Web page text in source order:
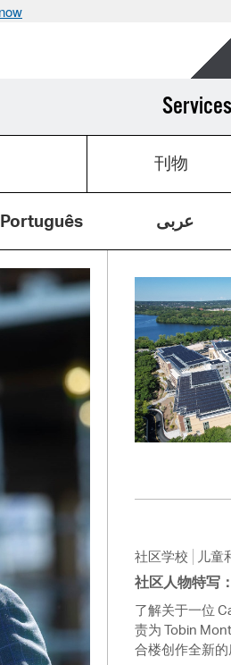
Services
刊物
Português عربى
社区学校 儿童
社区人物特写
了解关于一位
责为 Tobin
合楼创作全新的